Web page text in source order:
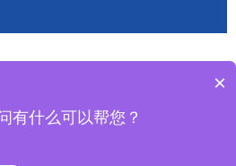
×
有什么可以帮您？